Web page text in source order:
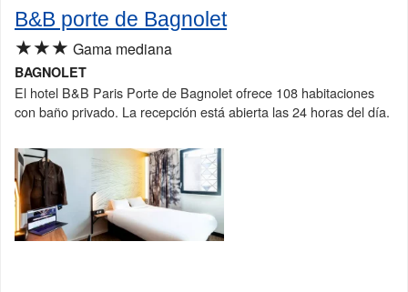
B&B porte de Bagnolet
★★★ Gama mediana
BAGNOLET
El hotel B&B Paris Porte de Bagnolet ofrece 108 habitaciones
con baño privado. La recepción está abierta las 24 horas del día.